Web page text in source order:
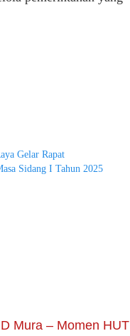
Gelar Rapat
Sidang I Tahun 2025
Mura – Momen HUT